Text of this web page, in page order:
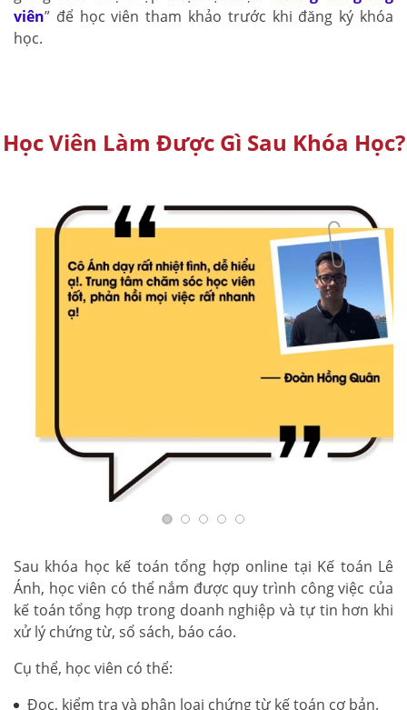
viên” để học viên tham khảo trước khi đăng ký khóa
học.
Học Viên Làm Được Gì Sau Khóa Học?
Sau khóa học kế toán tổng hợp online tại Kế toán Lê
Ánh, học viên có thể nắm được quy trình công việc của
kế toán tổng hợp trong doanh nghiệp và tự tin hơn khi
xử lý chứng từ, sổ sách, báo cáo.
Cụ thể, học viên có thể:
Đọc, kiểm tra và phân loại chứng từ kế toán cơ bản.